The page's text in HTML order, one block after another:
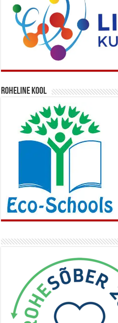
Roheline kool